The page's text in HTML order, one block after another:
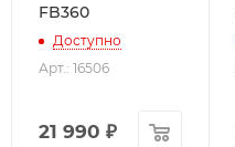
FB360
Доступно
Арт.: 16506
21 990 ₽